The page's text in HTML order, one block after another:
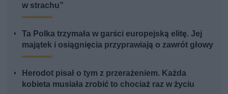
w strachu”
Ta Polka trzymała w garści europejską elitę. Jej
majątek i osiągnięcia przyprawiają o zawrót głowy
Herodot pisał o tym z przerażeniem. Każda
kobieta musiała zrobić to chociaż raz w życiu